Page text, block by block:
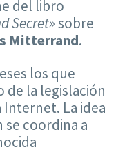
del libro
Secret»sobre
Mitterrand.
los que
la legislación
La idea
se coordina a